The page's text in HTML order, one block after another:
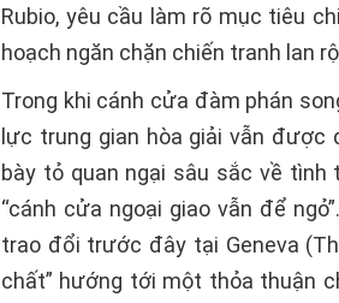
Rubio, yêu cầu làm rõ mục tiêu
hoạch ngăn chặn chiến tranh lan
Trong khi cánh cửa đàm phán
lực trung gian hòa giải vẫn được
bày tỏ quan ngại sâu sắc về tình
“cánh cửa ngoại giao vẫn để
trao đổi trước đây tại Geneva
chất” hướng tới một thỏa thuận